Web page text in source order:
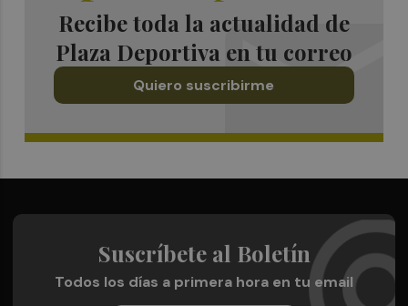
Recibe toda la actualidad de
Plaza Deportiva en tu correo
Quiero suscribirme
Suscríbete al Boletín
Todos los días a primera hora en tu email